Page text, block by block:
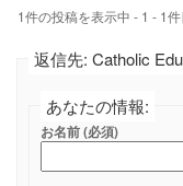
1件の投稿を表示中 - 1 - 1
返信先: Catholic
あなたの情報:
お名前 (必須)